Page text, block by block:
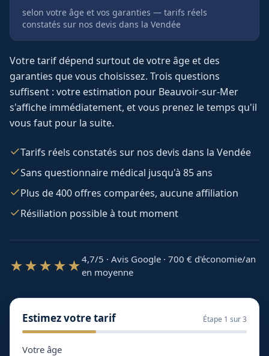
selon votre âge et vos garanties — tarifs réels
constatés sur nos devis dans la Vendée
Votre tarif dépend surtout de votre âge et des
garanties que vous choisissez. Trois questions
suffisent : votre estimation pour Beauvoir-sur-Mer
s'affiche immédiatement, et vous prenez le temps qu'il
vous faut pour la suite.
Tarifs réels constatés sur nos devis dans la Vendée
Sans questionnaire médical jusqu'à 85 ans
Plus de 400 offres comparées, aucune affiliation
Résiliation possible à tout moment
★★★★★4,7/5 · Avis Google · 700 € d'économie/an
en moyenne
Estimez votre tarif Étape 1 sur 3
Votre âge